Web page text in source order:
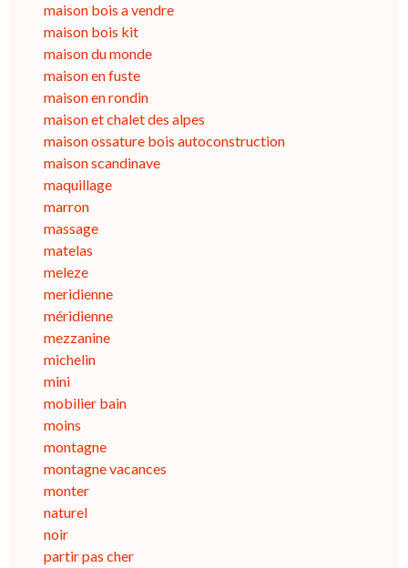
maison bois a vendre
maison bois kit
maison du monde
maison en fuste
maison en rondin
maison et chalet des alpes
maison ossature bois autoconstruction
maison scandinave
maquillage
marron
massage
matelas
meleze
meridienne
méridienne
mezzanine
michelin
mini
mobilier bain
moins
montagne
montagne vacances
monter
naturel
noir
partir pas cher